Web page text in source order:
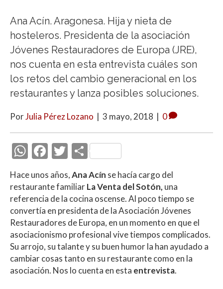
Ana Acín. Aragonesa. Hija y nieta de
hosteleros. Presidenta de la asociación
Jóvenes Restauradores de Europa (JRE),
nos cuenta en esta entrevista cuáles son
los retos del cambio generacional en los
restaurantes y lanza posibles soluciones.
PorJulia Pérez Lozano | 3 mayo, 2018 | 0
W
at
s
A
p
p
F
ac
e
b
o
o
k
T
w
itt
er
C
o
m
p
ar
ti
r
Hace unos años,Ana Acín se hacía cargo del
restaurante familiarLa Venta del Sotón, una
referencia de la cocina oscense. Al poco tiempo se
convertía en presidenta de la Asociación Jóvenes
Restauradores de Europa, en un momento en que el
asociacionismo profesional vive tiempos complicados.
Su arrojo, su talante y su buen humor la han ayudado a
cambiar cosas tanto en su restaurante como en la
asociación. Nos lo cuenta en esta entrevista.